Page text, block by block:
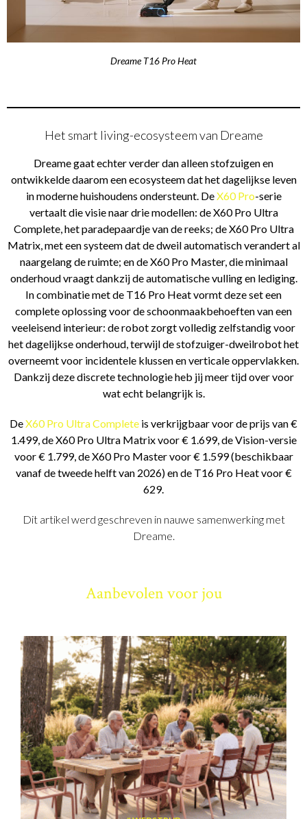
Dreame T16 Pro Heat
Het smart living-ecosysteem van Dreame
Dreame gaat echter verder dan alleen stofzuigen en
ontwikkelde daarom een ecosysteem dat het dagelijkse leven
in moderne huishoudens ondersteunt. DeX60 Pro-serie
vertaalt die visie naar drie modellen: de X60 Pro Ultra
Complete, het paradepaardje van de reeks; de X60 Pro Ultra
Matrix, met een systeem dat de dweil automatisch verandert al
naargelang de ruimte; en de X60 Pro Master, die minimaal
onderhoud vraagt dankzij de automatische vulling en lediging.
In combinatie met de T16 Pro Heat vormt deze set een
complete oplossing voor de schoonmaakbehoeften van een
veeleisend interieur: de robot zorgt volledig zelfstandig voor
het dagelijkse onderhoud, terwijl de stofzuiger-dweilrobot het
overneemt voor incidentele klussen en verticale oppervlakken.
Dankzij deze discrete technologie heb jij meer tijd over voor
wat echt belangrijk is.
DeX60 Pro Ultra Complete is verkrijgbaar voor de prijs van €
1.499, de X60 Pro Ultra Matrix voor € 1.699, de Vision-versie
voor € 1.799, de X60 Pro Master voor € 1.599 (beschikbaar
vanaf de tweede helft van 2026) en de T16 Pro Heat voor €
629.
Dit artikel werd geschreven in nauwe samenwerking met
Dreame.
Aanbevolen voor jou